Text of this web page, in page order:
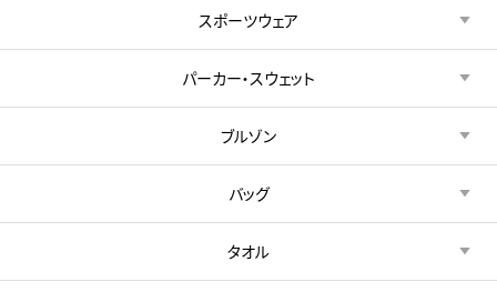
スポーツウェア
パーカー・スウェット
ブルゾン
バッグ
タオル